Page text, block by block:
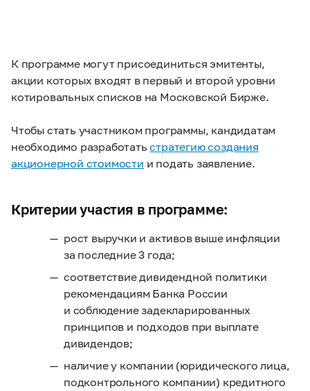
К программе могут присоединиться эмитенты,
акции которых входят в первый и второй уровни
котировальных списков на Московской Бирже.
Чтобы стать участником программы, кандидатам
необходимо разработатьстратегию создания
акционерной стоимости и подать заявление.
Критерии участия в программе:
рост выручки и активов выше инфляции
за последние 3 года;
соответствие дивидендной политики
рекомендациям Банка России
и соблюдение задекларированных
принципов и подходов при выплате
дивидендов;
наличие у компании (юридического лица,
подконтрольного компании) кредитного